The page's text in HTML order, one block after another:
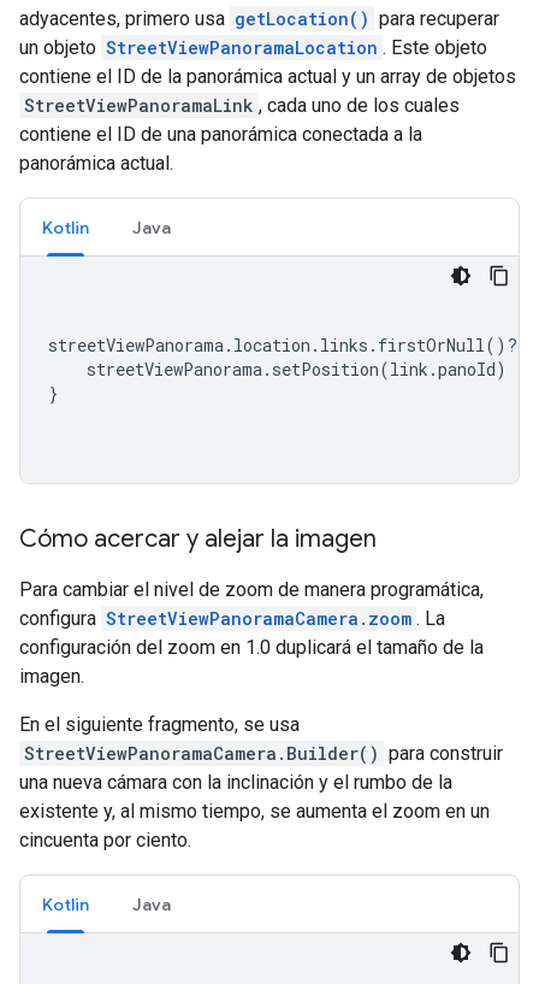
adyacentes, primero usa getLocation() para recuperar
un objeto StreetViewPanoramaLocation . Este objeto
contiene el ID de la panorámica actual y un array de objetos
StreetViewPanoramaLink , cada uno de los cuales
contiene el ID de una panorámica conectada a la
panorámica actual.
Kotlin Java
streetViewPanorama . location . links . firstOrNull ()?.
streetViewPanorama . setPosition(link .panoId)
}
Cómo acercar y alejar la imagen
Para cambiar el nivel de zoom de manera programática,
configura StreetViewPanoramaCamera.zoom . La
configuración del zoom en 1.0 duplicará el tamaño de la
imagen.
En el siguiente fragmento, se usa
StreetViewPanoramaCamera.Builder() para construir
una nueva cámara con la inclinación y el rumbo de la
existente y, al mismo tiempo, se aumenta el zoom en un
cincuenta por ciento.
Kotlin Java